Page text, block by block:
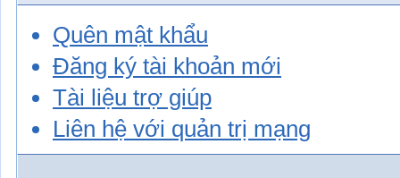
Quên mật khẩu
Đăng ký tài khoản mới
Tài liệu trợ giúp
Liên hệ với quản trị mạng